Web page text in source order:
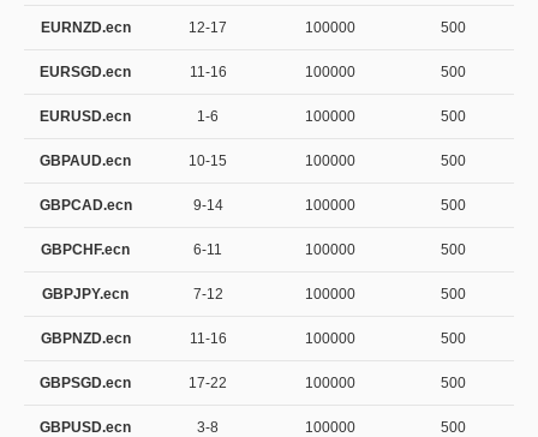
EURNZD.ecn 12-17 100000 500
EURSGD.ecn 11-16 100000 500
EURUSD.ecn 1-6 100000 500
GBPAUD.ecn 10-15 100000 500
GBPCAD.ecn 9-14 100000 500
GBPCHF.ecn 6-11 100000 500
GBPJPY.ecn 7-12 100000 500
GBPNZD.ecn 11-16 100000 500
GBPSGD.ecn 17-22 100000 500
GBPUSD.ecn 3-8 100000 500